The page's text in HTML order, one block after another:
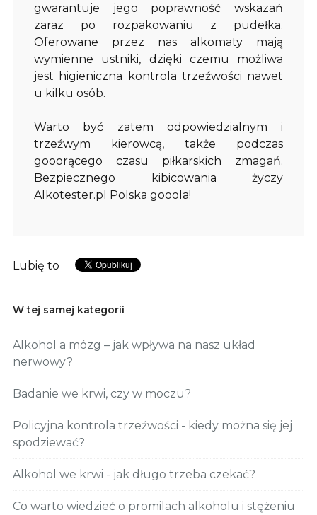
gwarantuje jego poprawność wskazań
zaraz po rozpakowaniu z pudełka.
Oferowane przez nas alkomaty mają
wymienne ustniki, dzięki czemu możliwa
jest higieniczna kontrola trzeźwości nawet
u kilku osób.
Warto być zatem odpowiedzialnym i
trzeźwym kierowcą, także podczas
gooorącego czasu piłkarskich zmagań.
Bezpiecznego kibicowania życzy
Alkotester.pl Polska gooola!
Lubię to
W tej samej kategorii
Alkohol a mózg – jak wpływa na nasz układ
nerwowy?
Badanie we krwi, czy w moczu?
Policyjna kontrola trzeźwości - kiedy można się jej
spodziewać?
Alkohol we krwi - jak długo trzeba czekać?
Co warto wiedzieć o promilach alkoholu i stężeniu